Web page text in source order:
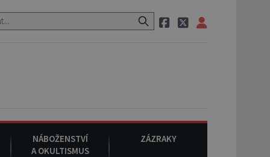
původu. : Na americké městečko
NÁBOŽENSTVÍ
A OKULTISMUS
ZÁZRAKY